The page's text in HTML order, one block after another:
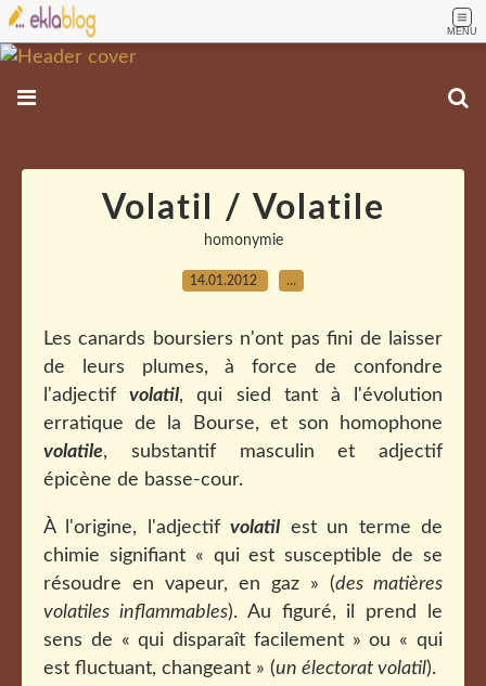
MENU
Volatil / Volatile
homonymie
14.01.2012 …
Les canards boursiers n'ont pas fini de laisser
de leurs plumes, à force de confondre
l'adjectifvolatil, qui sied tant à l'évolution
erratique de la Bourse, et son homophone
volatile, substantif masculin et adjectif
épicène de basse-cour.
À l'origine, l'adjectifvolatil est un terme de
chimie signifiant « qui est susceptible de se
résoudre en vapeur, en gaz » (des matières
volatiles inflammables). Au figuré, il prend le
sens de « qui disparaît facilement » ou « qui
est fluctuant, changeant » (un électorat volatil).